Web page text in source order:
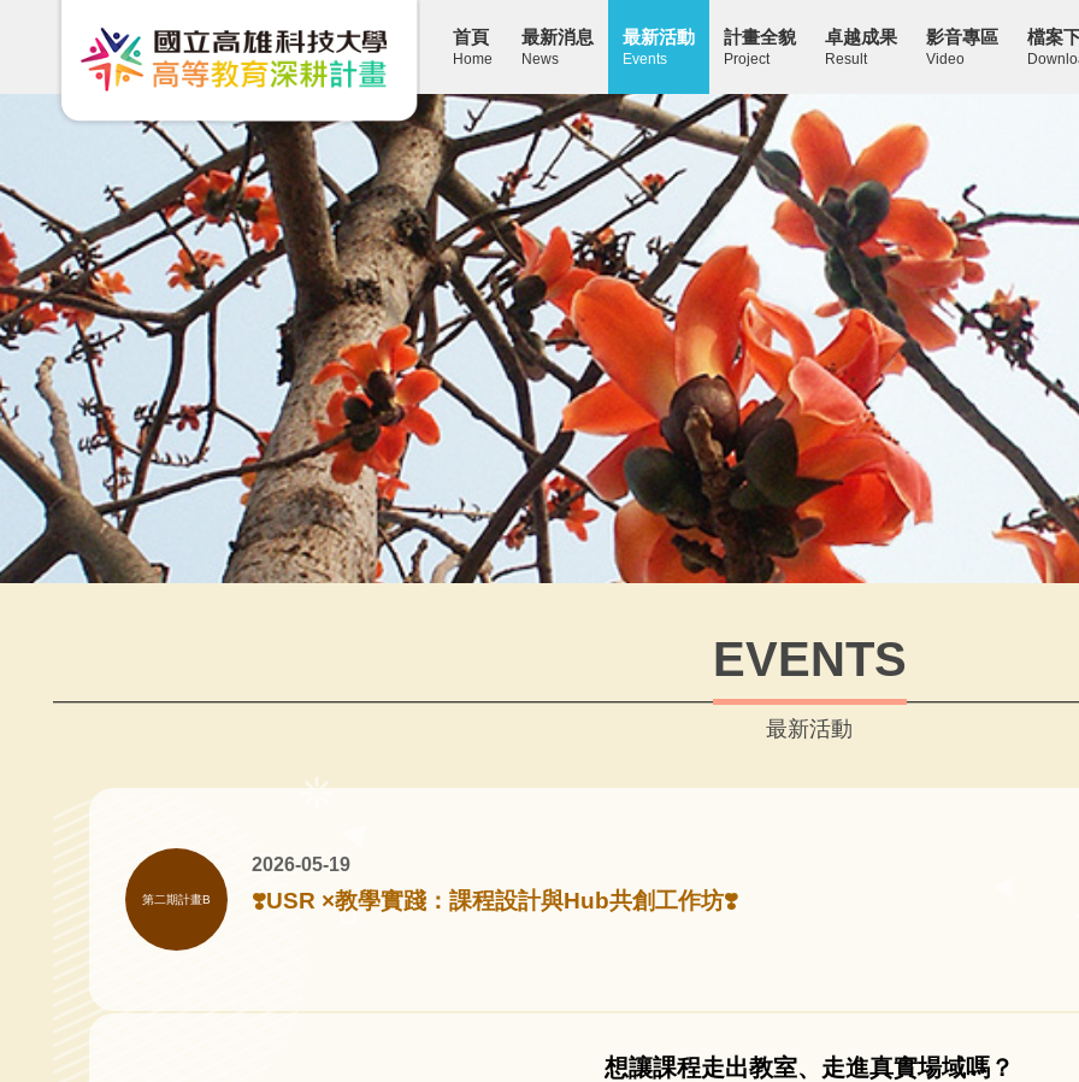
首頁
Home
最新消息
News
最新活動
Events
計畫全貌
Project
卓越成果
Result
影音專區
Video
檔案
EVENTS
最新活動
第二期計畫B
2026-05-19
❣️USR ×教學實踐：課程設計與Hub共創工作坊❣️
想讓課程走出教室、走進真實場域嗎？